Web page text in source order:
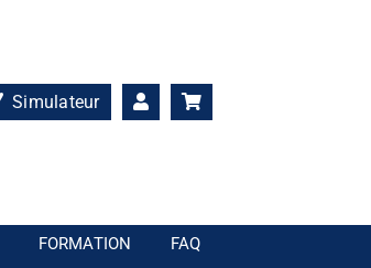
Simulateur
FORMATION
FAQ